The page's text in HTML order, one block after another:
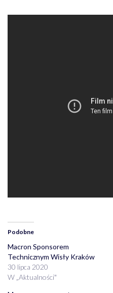
Podobne
Macron Sponsorem
Technicznym Wisły Kraków
30 lipca 2020
W „Aktualności"